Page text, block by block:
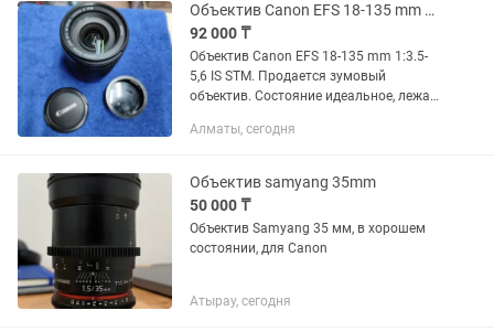
Объектив Canon EFS 18-135 mm 13.5-5,6 IS STM
92 000 ₸
Объектив Canon EFS 18-135 mm 1:3.5-
5,6 IS STM. Продается зумовый
объектив. Состояние идеальное, лежал
Идеально для видеосъёмки так как он
Алматы, сегодня
Объектив samyang 35mm
50 000 ₸
Объектив Samyang 35 мм, в хорошем
состоянии, для Canon
Атырау, сегодня